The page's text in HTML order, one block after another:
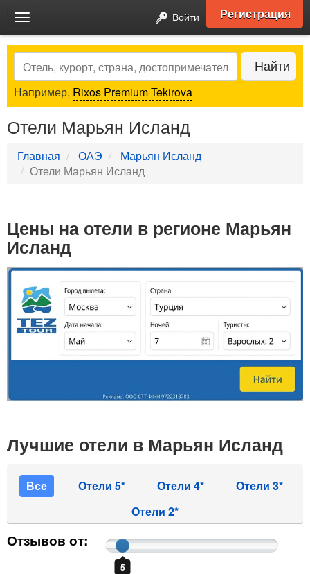
Toggle
navigation
Войти Регистрация
Search Найти
Например, Rixos Premium Tekirova
Отели Марьян Исланд
Главная ОАЭ
Марьян Исланд
Отели Марьян Исланд
Цены на отели в регионе Марьян
Исланд
Лучшие отели в Марьян Исланд
Все Отели 5* Отели 4*
Отели 3*
Отели 2*
Отзывов от:
5